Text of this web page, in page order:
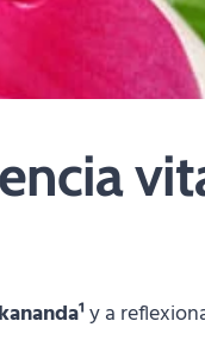
y a